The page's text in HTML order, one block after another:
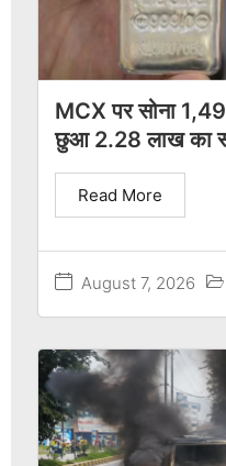
MCX पर सोना
छुआ 2.28 लाख का
August 7, 2026
Read More